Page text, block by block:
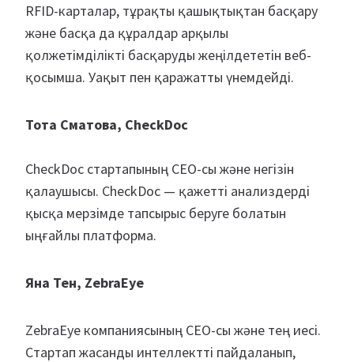
RFID-карталар, тұрақты қашықтықтан басқару
және басқа да құралдар арқылы
қолжетімділікті басқаруды жеңілдететін веб-
қосымша. Уақыт пен қаражатты үнемдейді.
Тота Сматова, CheckDoc
CheckDoc стартапының СЕО-сы және негізін
қалаушысы. CheckDoc — қажетті анализдерді
қысқа мерзімде тапсырыс беруге болатын
ыңғайлы платформа.
Яна Тен, ZebraEye
ZebraEye компаниясының СЕО-сы және тең иесі.
Стартап жасанды интеллектті пайдаланып,